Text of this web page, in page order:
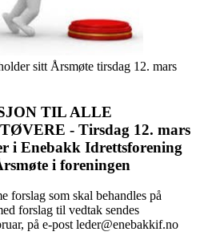
sitt Årsmøte tirsdag 12. mars
TIL ALLE
- Tirsdag 12. mars
i Enebakk Idrettsforening
i foreningen
forslag som skal behandles på
forslag til vedtak sendes
på e-postleder@enebakkif.no